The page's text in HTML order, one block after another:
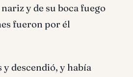
y de su boca fuego
fueron por él
descendió, y había